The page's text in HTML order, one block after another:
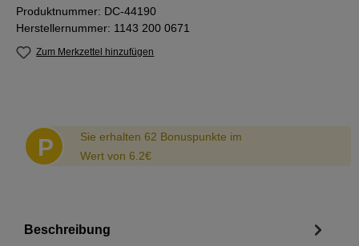
Produktnummer: DC-44190
Herstellernummer: 1143 200 0671
Zum Merkzettel hinzufügen
P
Sie erhalten 62 Bonuspunkte im
Wert von 6.2€
Beschreibung